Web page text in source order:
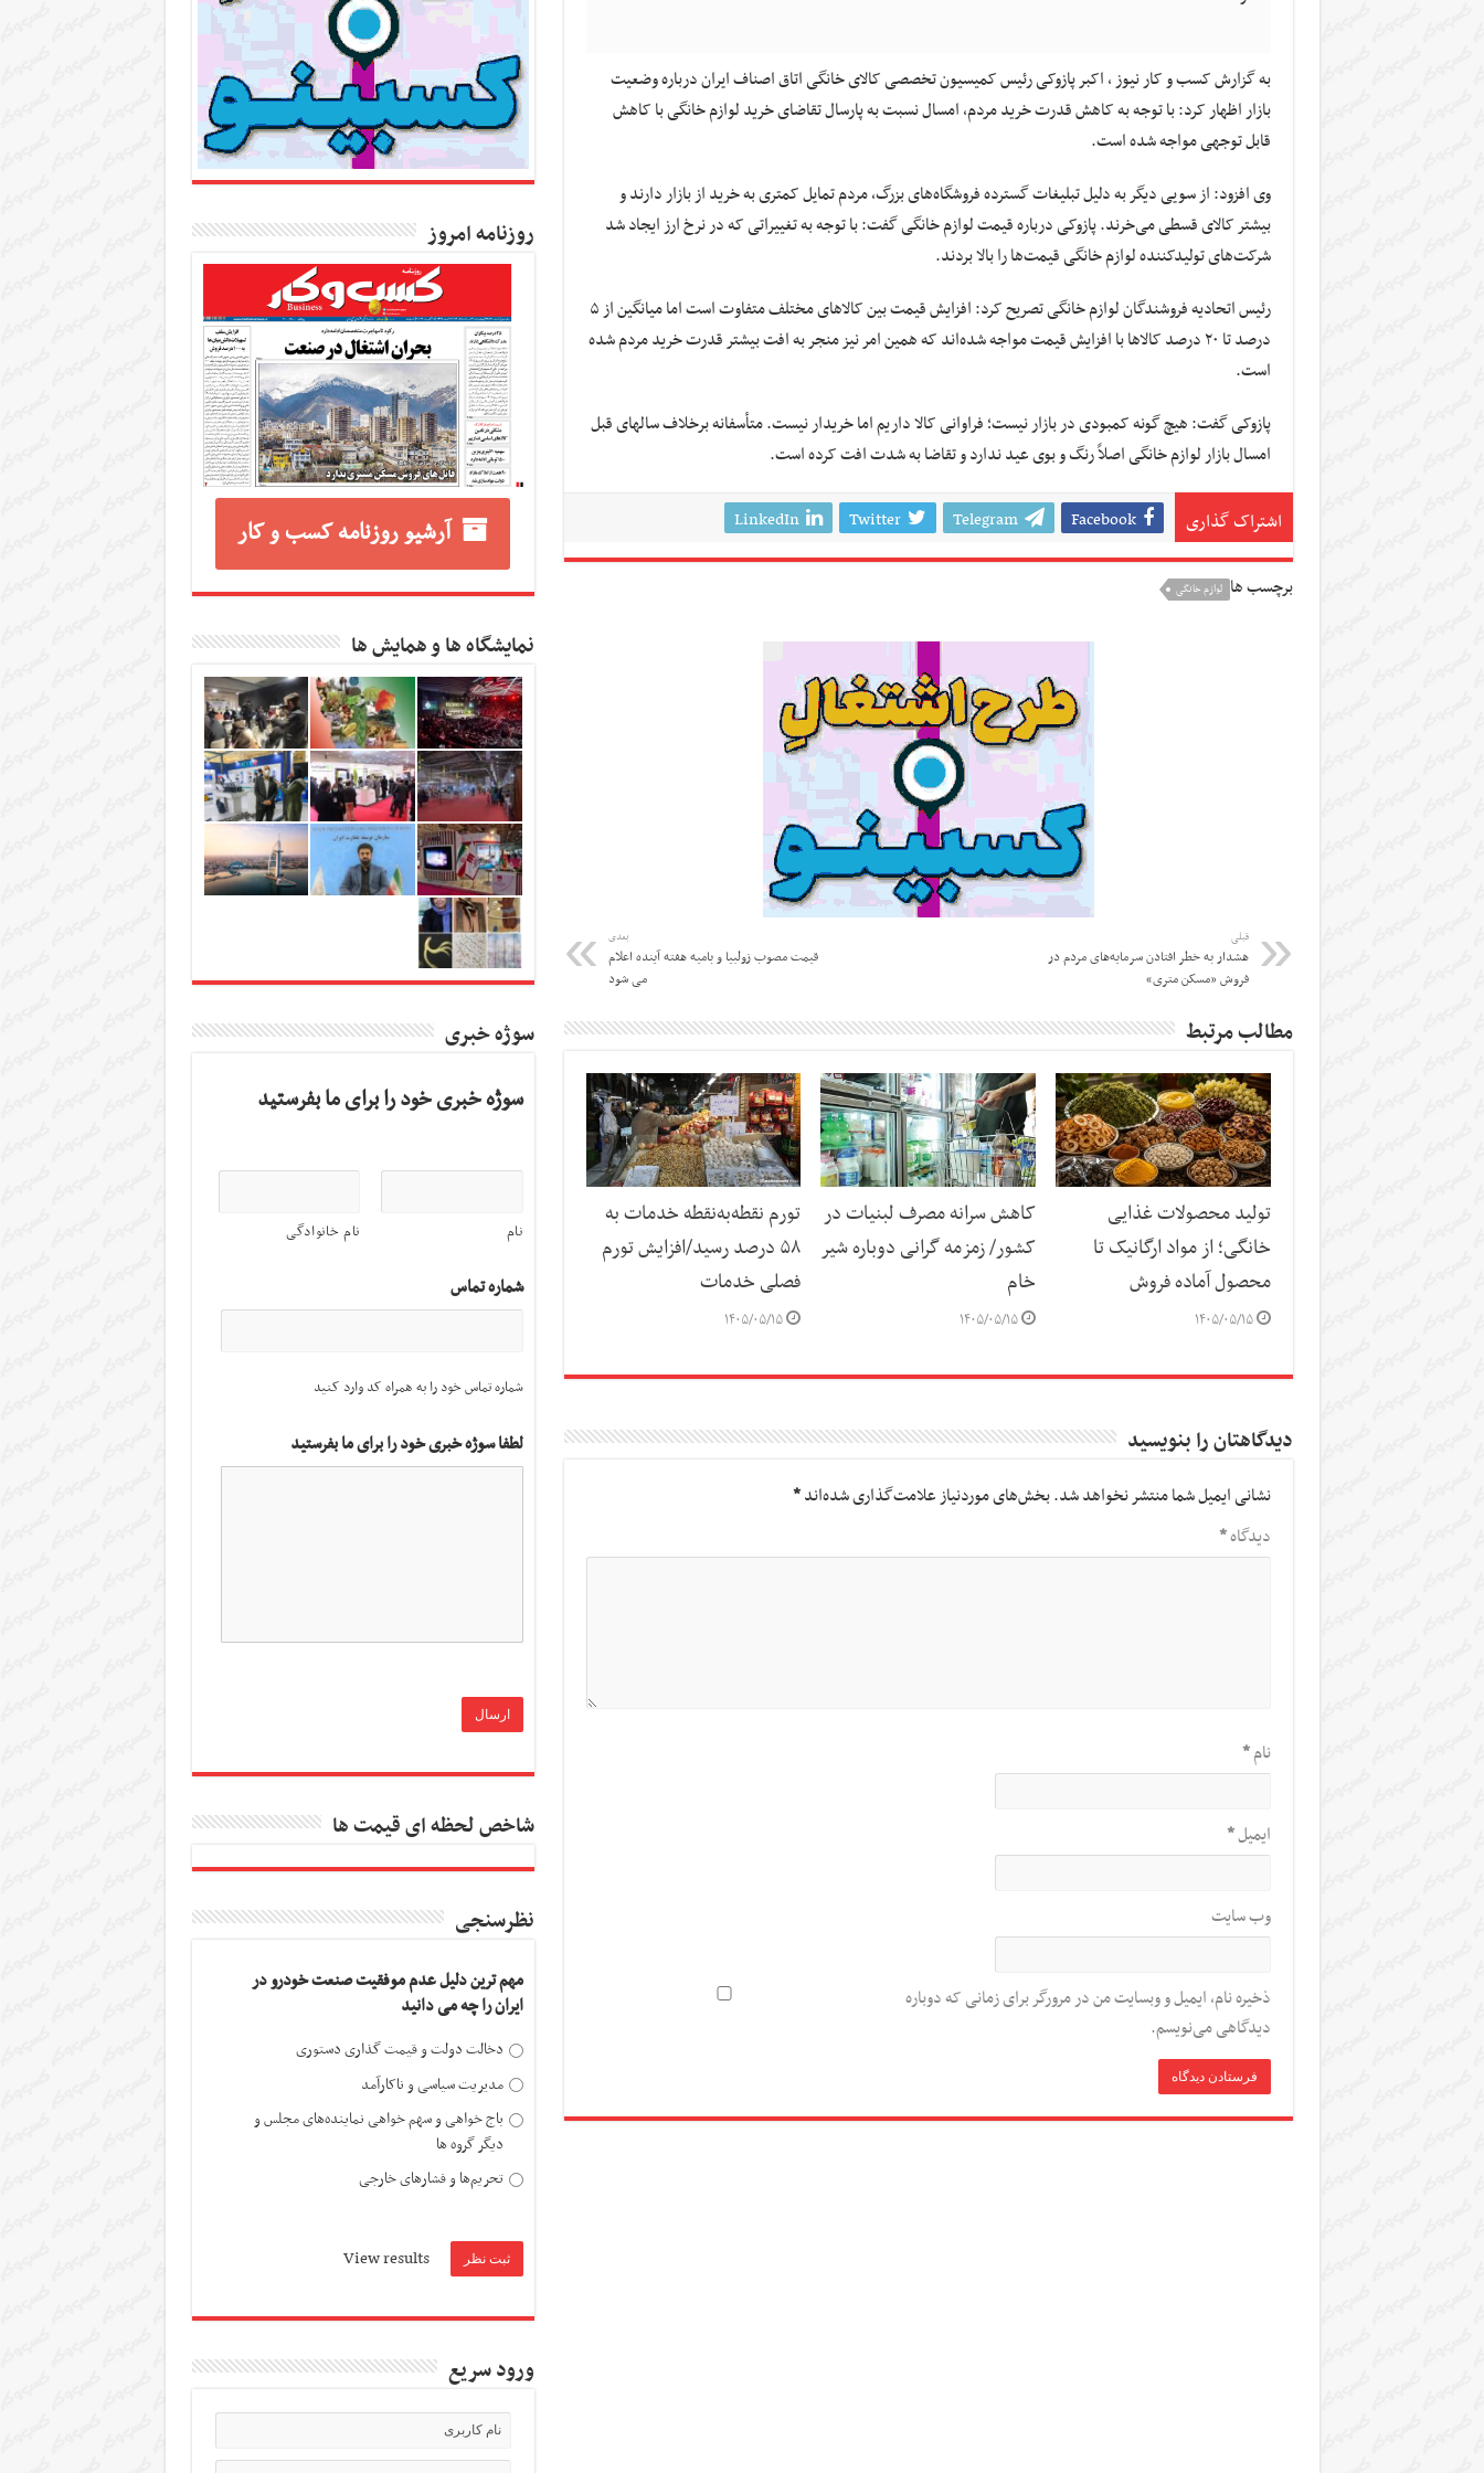
به گزارش کسب و کار نیوز ، اکبر پازوکی رئیس کمیسیون تخصصی کالای خانگی اتاق اصناف ایران درباره وضعیت
بازار اظهار کرد: با توجه به کاهش قدرت خرید مردم، امسال نسبت به پارسال تقاضای خرید لوازم خانگی با کاهش
قابل توجهی مواجه شده است.
وی افزود: از سویی دیگر به دلیل تبلیغات گسترده فروشگاه‌های بزرگ، مردم تمایل کمتری به خرید از بازار دارند و
بیشتر کالای قسطی می‌خرند. پازوکی درباره قیمت لوازم خانگی گفت: با توجه به تغییراتی که در نرخ ارز ایجاد شد
شرکت‌های تولیدکننده لوازم خانگی قیمت‌ها را بالا بردند.
رئیس اتحادیه فروشندگان لوازم خانگی تصریح کرد: افزایش قیمت بین کالاهای مختلف متفاوت است اما میانگین از ۵
درصد تا ۲۰ درصد کالاها با افزایش قیمت مواجه شده‌اند که همین امر نیز منجر به افت بیشتر قدرت خرید مردم شده
است.
پازوکی گفت: هیچ گونه کمبودی در بازار نیست؛ فراوانی کالا داریم اما خریدار نیست. متأسفانه برخلاف سالهای قبل
امسال بازار لوازم خانگی اصلاً رنگ و بوی عید ندارد و تقاضا به شدت افت کرده است.
اشتراک گذاری Facebook
Telegram
Twitter
LinkedIn
برچسب ها لوازم خانگی
قبلی
هشدار به خطر افتادن سرمایه‌های مردم در
فروش «مسکن متری»
بعدی
قیمت مصوب زولبیا و بامیه هفته آینده اعلام
می شود
مطالب مرتبط
تولید محصولات غذایی
خانگی؛ از مواد ارگانیک تا
محصول آماده فروش
۱۴۰۵/۰۵/۱۵
کاهش سرانه مصرف لبنیات در
کشور/ زمزمه گرانی دوباره شیر
خام
۱۴۰۵/۰۵/۱۵
تورم نقطه‌به‌نقطه خدمات به
۵۸ درصد رسید/افزایش تورم
فصلی خدمات
۱۴۰۵/۰۵/۱۵
دیدگاهتان را بنویسید
نشانی ایمیل شما منتشر نخواهد شد.بخش‌های موردنیاز علامت‌گذاری شده‌اند*
دیدگاه*
نام*
ایمیل*
وب‌ سایت
ذخیره نام، ایمیل و وبسایت من در مرورگر برای زمانی که دوباره
دیدگاهی می‌نویسم.
روزنامه امروز
آرشیو روزنامه کسب و کار
نمایشگاه ها و همایش ها
سوژه خبری
سوژه خبری خود را برای ما بفرستید
نام نام خانوادگی
شماره تماس
شماره تماس خود را به همراه کد وارد کنید
لطفا سوژه خبری خود را برای ما بفرستید
شاخص لحظه ای قیمت ها
نظرسنجی
مهم ترین دلیل عدم موفقیت صنعت خودرو در
ایران را چه می دانید
دخالت دولت و قیمت گذاری دستوری
مدیریت سیاسی و ناکارآمد
باج خواهی و سهم خواهی نماینده‌های مجلس و
دیگر گروه ها
تحریم‌ها و فشارهای خارجی
View results
ورود سریع